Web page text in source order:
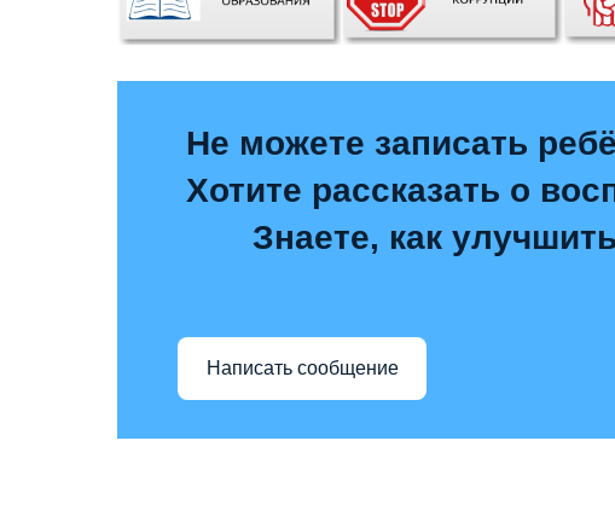
Не можете записать
Хотите рассказать о
Знаете, как
Написать сообщение